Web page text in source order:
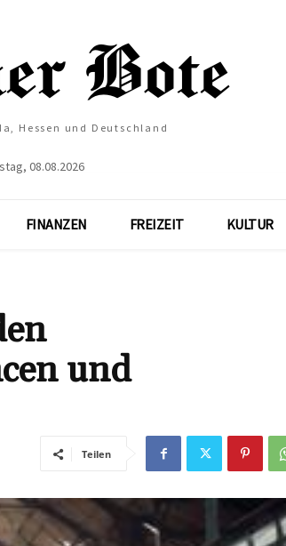
Hessen und Deutschland
08.08.2026
FINANZEN FREIZEIT KULTUR
und
Teilen